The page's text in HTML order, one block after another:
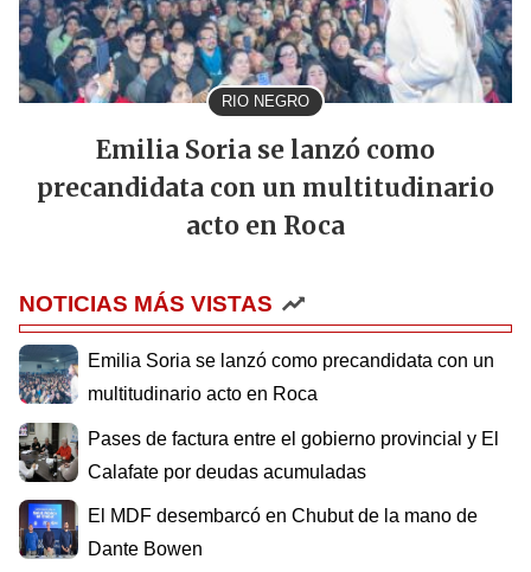
RIO NEGRO
Emilia Soria se lanzó como
precandidata con un multitudinario
acto en Roca
NOTICIAS MÁS VISTAS
Emilia Soria se lanzó como precandidata con un
multitudinario acto en Roca
Pases de factura entre el gobierno provincial y El
Calafate por deudas acumuladas
El MDF desembarcó en Chubut de la mano de
Dante Bowen